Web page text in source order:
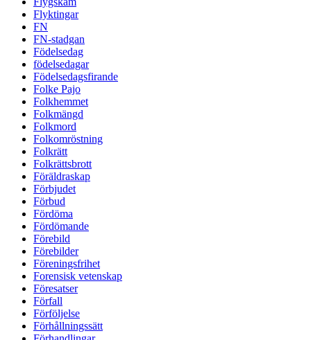
Flyktingar
FN
FN-stadgan
Födelsedag
födelsedagar
Födelsedagsfirande
Folke Pajo
Folkhemmet
Folkmängd
Folkmord
Folkomröstning
Folkrätt
Folkrättsbrott
Föräldraskap
Förbjudet
Förbud
Fördöma
Fördömande
Förebild
Förebilder
Föreningsfrihet
Forensisk vetenskap
Föresatser
Förfall
Förföljelse
Förhållningssätt